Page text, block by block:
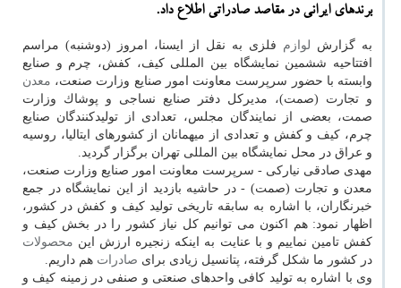
برندهای ایرانی در مقاصد صادراتی اطلاع داد.
به گزارش لوازم فلزی به نقل از ایسنا، امروز (دوشنبه) مراسم
افتتاحیه ششمین نمایشگاه بین المللی كیف، كفش، چرم و صنایع
وابسته با حضور سرپرست معاونت امور صنایع وزارت صنعت، معدن
و تجارت (صمت)، مدیركل دفتر صنایع نساجی و پوشاك وزارت
صمت، بعضی از نمایندگان مجلس، تعدادی از تولیدكنندگان صنایع
چرم، كیف و كفش و تعدادی از میهمانان از كشورهای ایتالیا، روسیه
و عراق در محل نمایشگاه بین المللی تهران برگزار گردید.
مهدی صادقی نیاركی - سرپرست معاونت امور صنایع وزارت صنعت،
معدن و تجارت (صمت) - در حاشیه بازدید از این نمایشگاه در جمع
خبرنگاران، با اشاره به سابقه تاریخی تولید كیف و كفش در كشور،
اظهار نمود: هم اكنون می توانیم كل نیاز كشور را در بخش كیف و
كفش تامین نماییم و با عنایت به اینكه زنجیره ارزش این محصولات
در كشور ما شكل گرفته، پتانسیل زیادی برای صادرات هم داریم.
وی با اشاره به تولید كافی واحدهای صنعتی و صنفی در زمینه كیف و